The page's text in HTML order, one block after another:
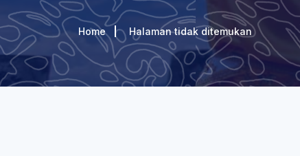
Home Halaman tidak ditemukan